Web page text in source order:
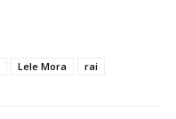
Lele Mora rai